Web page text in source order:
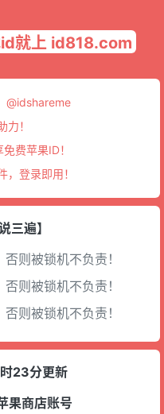
就上 id818.com
@idshareme
！
费苹果ID！
，登录即用！
三遍】
则被锁机不负责！
则被锁机不负责！
则被锁机不负责！
23分更新
果商店账号